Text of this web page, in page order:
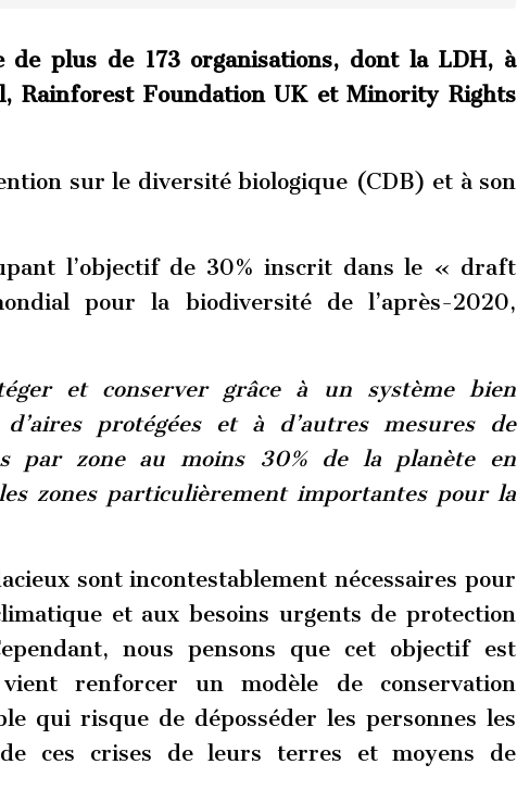
de plus de 173 organisations, dont la LDH, à
Rainforest Foundation UK et Minority Rights
sur le diversité biologique (CDB) et à son
l’objectif de 30% inscrit dans le « draft
pour la biodiversité de l’après-2020,
et conserver grâce à un système bien
protégées et à d’autres mesures de
par zone au moins 30% de la planète en
zones particulièrement importantes pour la
sont incontestablement nécessaires pour
et aux besoins urgents de protection
nous pensons que cet objectif est
renforcer un modèle de conservation
qui risque de déposséder les personnes les
de ces crises de leurs terres et moyens de